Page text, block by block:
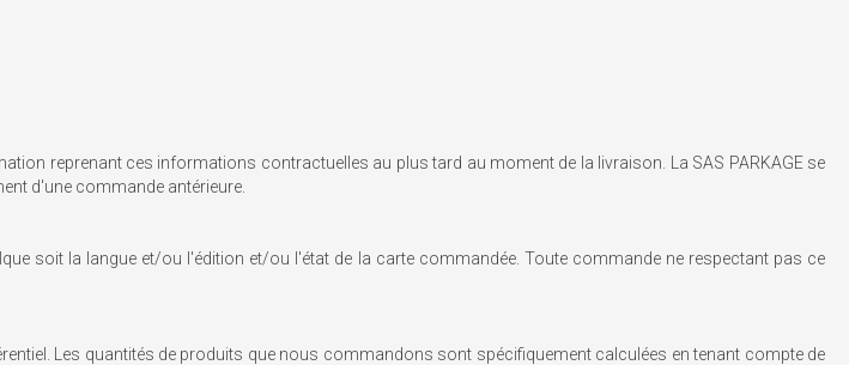
reprenant ces informations contractuelles au plus tard au moment de la livraison. La SAS PARKAGE se
d'une commande antérieure.
soit la langue et/ou l'édition et/ou l'état de la carte commandée. Toute commande ne respectant pas ce
Les quantités de produits que nous commandons sont spécifiquement calculées en tenant compte de